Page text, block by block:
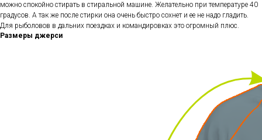
можно спокойно стирать в стиральной машине. Желательно при температуре 40
градусов. А так же после стирки она очень быстро сохнет и ее не надо гладить.
Для рыболовов в дальних поездках и командировках это огромный плюс.
Размеры джерси